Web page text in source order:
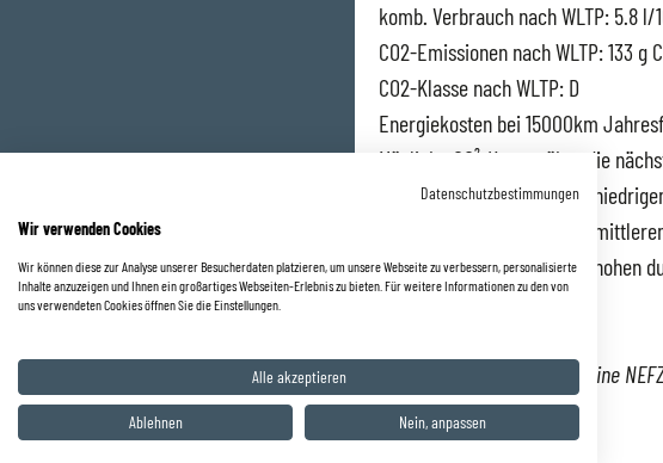
komb. Verbrauch nach WLTP: 5.8 l/
CO2-Emissionen nach WLTP: 133 g
CO2-Klasse nach WLTP: D
Energiekosten bei 15000km
Mögliche CO²-Kosten über die
Bei einem angenommenen
Bei einem angenommenen
Bei einem angenommenen hohen
Für dieses Modell stehen keine
Umweltplakette:
Datenschutzbestimmungen
Wir verwenden Cookies
Wir können diese zur Analyse unserer Besucherdaten platzieren, um unsere Webseite zu verbessern, personalisierte
Inhalte anzuzeigen und Ihnen ein großartiges Webseiten-Erlebnis zu bieten. Für weitere Informationen zu den von
uns verwendeten Cookies öffnen Sie die Einstellungen.
Alle akzeptieren
Ablehnen Nein, anpassen